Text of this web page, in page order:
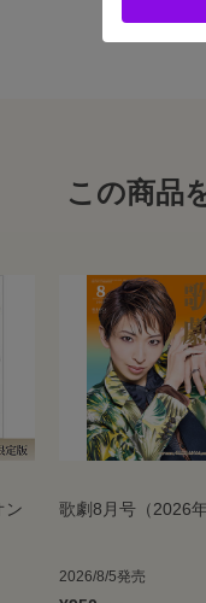
この商品
ン
歌劇8月号（2026年
2026/8/5発売